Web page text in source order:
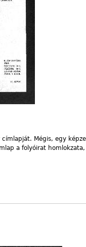
címlapját. Mégis, egy
a folyóirat